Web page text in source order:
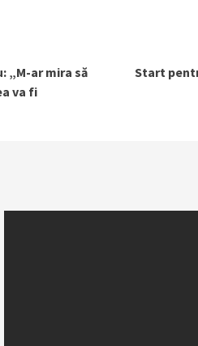
„M-ar mira să
va fi
Start